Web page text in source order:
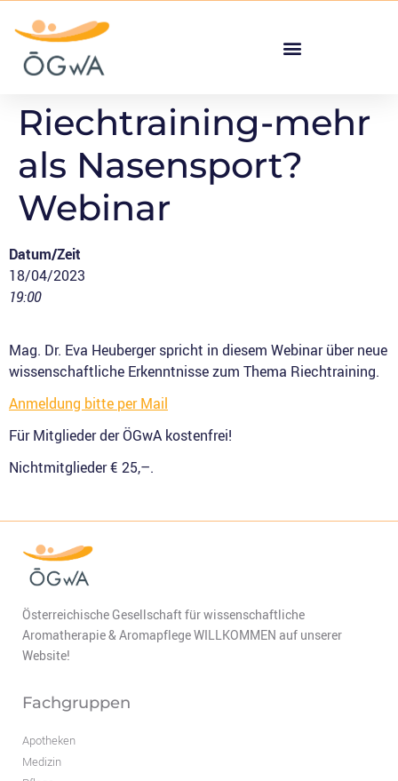
Riechtraining-mehr
als Nasensport?
Webinar
Datum/Zeit
18/04/2023
19:00
Mag. Dr. Eva Heuberger spricht in diesem Webinar über neue
wissenschaftliche Erkenntnisse zum Thema Riechtraining.
Anmeldung bitte per Mail
Für Mitglieder der ÖGwA kostenfrei!
Nichtmitglieder € 25,–.
Österreichische Gesellschaft für wissenschaftliche
Aromatherapie & Aromapflege WILLKOMMEN auf unserer
Website!
Fachgruppen
Apotheken
Medizin